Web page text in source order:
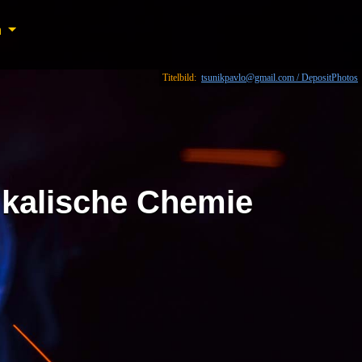
Chemie
Titelbild: tsunikpavlo@gmail.com / DepositPhotos